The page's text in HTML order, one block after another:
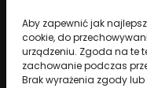
Aby zapewnić jak
cookie, do
urządzeniu. Zgoda na te
zachowanie podczas
Brak wyrażenia zgody